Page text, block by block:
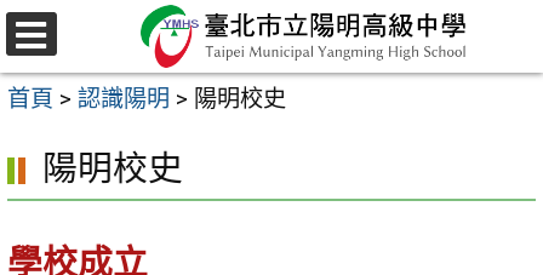
跳
至
主
內
容
選
單
首頁 > 認識陽明 > 陽明校史
陽明校史
學校成立